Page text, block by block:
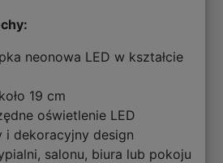
neonowa LED w kształcie
19 cm
oświetlenie LED
i dekoracyjny design
salonu, biura lub pokoju